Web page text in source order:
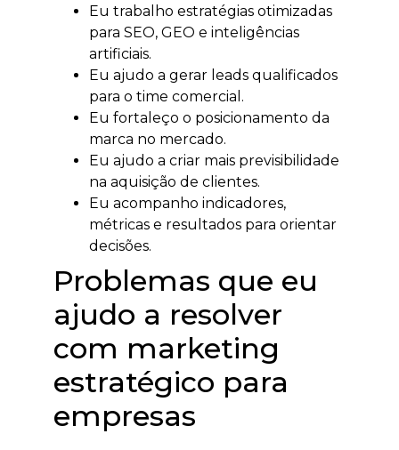
Eu trabalho estratégias otimizadas
para SEO, GEO e inteligências
artificiais.
Eu ajudo a gerar leads qualificados
para o time comercial.
Eu fortaleço o posicionamento da
marca no mercado.
Eu ajudo a criar mais previsibilidade
na aquisição de clientes.
Eu acompanho indicadores,
métricas e resultados para orientar
decisões.
Problemas que eu
ajudo a resolver
com marketing
estratégico para
empresas